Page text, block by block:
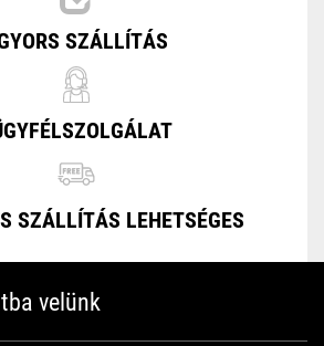
SZÁLLÍTÁS
SZÁLLÍTÁS LEHETSÉGES
velünk